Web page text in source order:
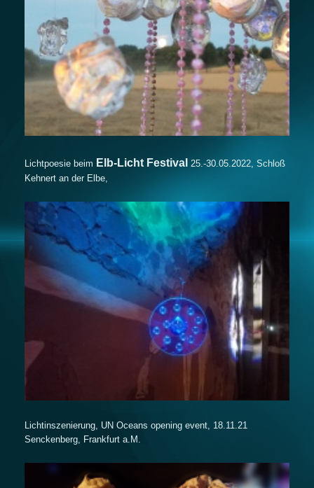
Lichtpoesie beim Elb-Licht Festival 25.-30.05.2022, Schloß
Kehnert an der Elbe,
Lichtinszenierung, UN Oceans opening event, 18.11.21
Senckenberg, Frankfurt a.M.